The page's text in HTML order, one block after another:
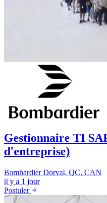
Gestionnaire TI
d'entreprise)
Bombardier Dorval, QC, CAN
il y a 1 jour
Postuler